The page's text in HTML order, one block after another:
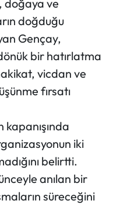
doğaya ve
doğduğu
Gençay,
bir hatırlatma
vicdan ve
fırsatı
kapanışında
iki
belirtti.
anılan bir
süreceğini